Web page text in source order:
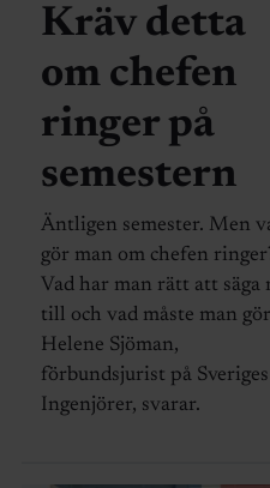
Kräv detta
om chefen
ringer på
semestern
Äntligen semester. Men
gör man om chefen
Vad har man rätt att säga
till och vad måste man
Helene Sjöman,
förbundsjurist på Sveriges
Ingenjörer, svarar.